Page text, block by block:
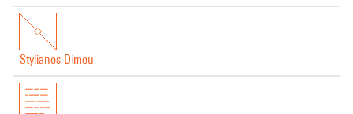
Stylianos Dimou